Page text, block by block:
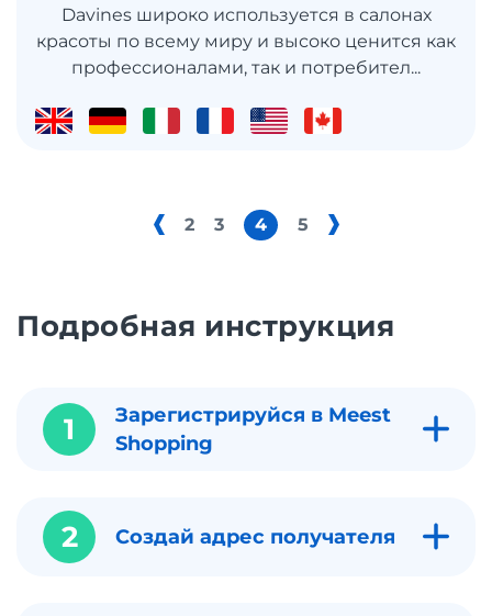
Davines широко используется в салонах
красоты по всему миру и высоко ценится как
профессионалами, так и потребител...
2 3 4 5
Подробная инструкция
1
Зарегистрируйся в Meest
Shopping
2 Создай адрес получателя